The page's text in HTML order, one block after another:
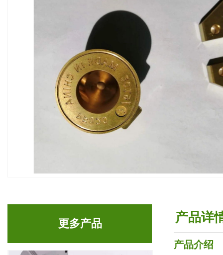
产品介绍
产品详
更多产品